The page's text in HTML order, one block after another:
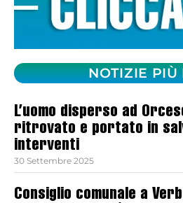
NOTIZIE PIÙ
L’uomo disperso ad
ritrovato e portato in
interventi
30 Settembre 2025
Consiglio comunale a